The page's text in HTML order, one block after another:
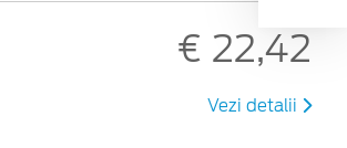
€ 22,42
Vezi detalii